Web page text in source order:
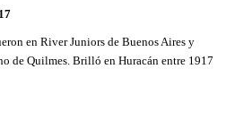
en River Juniors de Buenos Aires y
de Quilmes. Brilló en Huracán entre 1917